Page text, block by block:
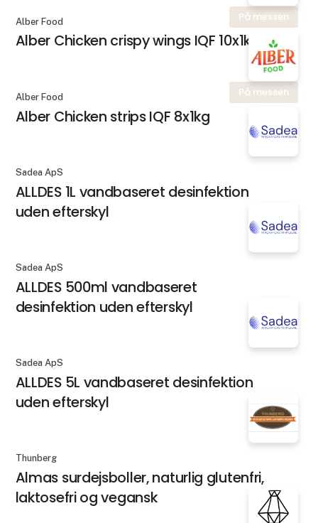
På messen
Alber Food
Alber Chicken crispy wings IQF 10x1kg
På messen
Alber Food
Alber Chicken strips IQF 8x1kg
Sadea ApS
ALLDES 1L vandbaseret desinfektion
uden efterskyl
Sadea ApS
ALLDES 500ml vandbaseret
desinfektion uden efterskyl
Sadea ApS
ALLDES 5L vandbaseret desinfektion
uden efterskyl
Thunberg
Almas surdejsboller, naturlig glutenfri,
laktosefri og vegansk